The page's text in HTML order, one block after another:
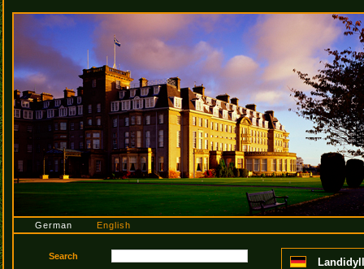
German English